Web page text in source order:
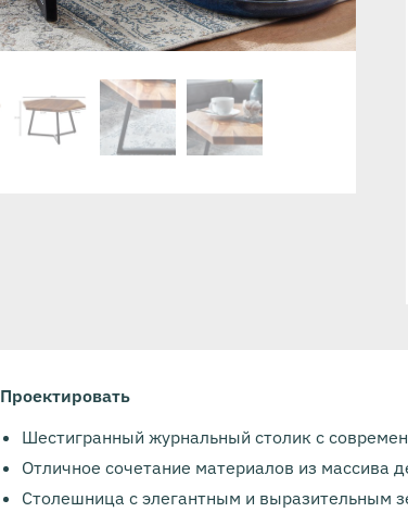
Проектировать
Шестигранный журнальный столик с
Отличное сочетание материалов из массива
Столешница с элегантным и выразительным